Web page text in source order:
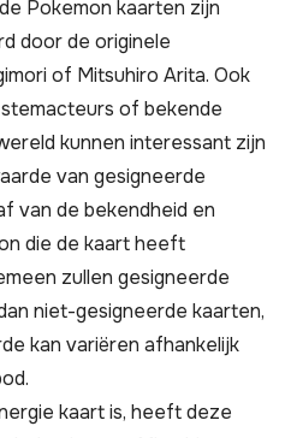
Pokemon kaarten zijn
door de originele
of Mitsuhiro Arita. Ook
of bekende
kunnen interessant zijn
van gesigneerde
van de bekendheid en
die de kaart heeft
zullen gesigneerde
niet-gesigneerde kaarten,
kan variëren afhankelijk